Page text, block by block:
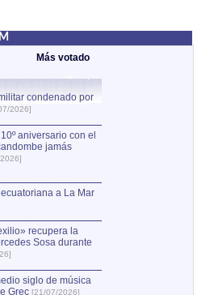
Más votado
condenado por
2026]
aniversario con el
jamás
a La Mar
recupera la
Sosa durante
siglo de música
Grec [21/07/2026]